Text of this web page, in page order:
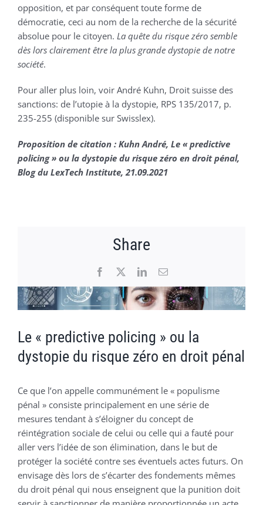
opposition, et par conséquent toute forme de
démocratie, ceci au nom de la recherche de la sécurité
absolue pour le citoyen. La quête du risque zéro semble
dès lors clairement être la plus grande dystopie de notre
société.
Pour aller plus loin, voir André Kuhn, Droit suisse des
sanctions: de l’utopie à la dystopie, RPS 135/2017, p.
235-255 (disponible sur Swisslex).
Proposition de citation : Kuhn André, Le « predictive
policing » ou la dystopie du risque zéro en droit pénal,
Blog du LexTech Institute, 21.09.2021
Share
Facebook LinkedInEmail
Voir
l'image
Le « predictive policing » ou la
dystopie du risque zéro en droit pénal
Ce que l’on appelle communément le « populisme
pénal » consiste principalement en une série de
mesures tendant à s’éloigner du concept de
réintégration sociale de celui ou celle qui a fauté pour
aller vers l’idée de son élimination, dans le but de
protéger la société contre ses éventuels actes futurs. On
envisage dès lors de s’écarter des fondements mêmes
du droit pénal qui nous enseignent que la punition doit